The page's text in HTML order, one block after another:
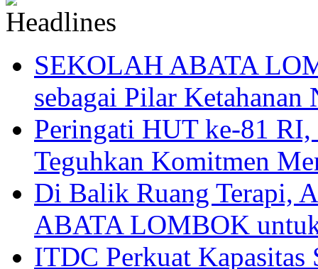
SEKOLAH ABATA
sebagai Pilar Ketahanan
Peringati HUT ke-81
Teguhkan Komitmen
Di Balik Ruang Terapi,
ABATA LOMBOK
ITDC Perkuat